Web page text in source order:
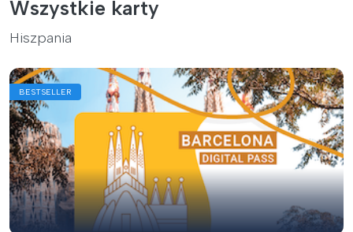
Wszystkie karty
Hiszpania
BESTSELLER